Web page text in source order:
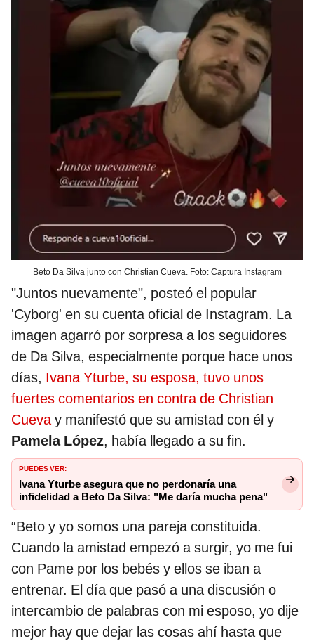
Beto Da Silva junto con Christian Cueva. Foto: Captura Instagram
"Juntos nuevamente", posteó el popular
'Cyborg' en su cuenta oficial de Instagram. La
imagen agarró por sorpresa a los seguidores
de Da Silva, especialmente porque hace unos
días, Ivana Yturbe, su esposa, tuvo unos
fuertes comentarios en contra de Christian
Cuevay manifestó que su amistad con él y
Pamela López, había llegado a su fin.
PUEDES VER:
Ivana Yturbe asegura que no perdonaría una
infidelidad a Beto Da Silva: "Me daría mucha pena"
“Beto y yo somos una pareja constituida.
Cuando la amistad empezó a surgir, yo me fui
con Pame por los bebés y ellos se iban a
entrenar. El día que pasó a una discusión o
intercambio de palabras con mi esposo, yo dije
mejor hay que dejar las cosas ahí hasta que